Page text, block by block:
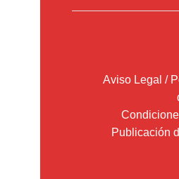
Aviso Legal /
Publicación